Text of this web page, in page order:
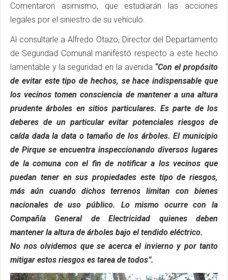
Comentaron asimismo, que estudiarán las acciones
legales por el siniestro de su vehículo.
Al consultarle a Alfredo Otazo, Director del Departamento
de Seguridad Comunal manifestó respecto a este hecho
lamentable y la seguridad en la avenida “Con el propósito
de evitar este tipo de hechos, se hace indispensable que
los vecinos tomen consciencia de mantener a una altura
prudente árboles en sitios particulares. Es parte de los
deberes de un particular evitar potenciales riesgos de
caída dada la data o tamaño de los árboles. El municipio
de Pirque se encuentra inspeccionando diversos lugares
de la comuna con el fin de notificar a los vecinos que
puedan tener en sus propiedades este tipo de riesgos,
más aún cuando dichos terrenos limitan con bienes
nacionales de uso público. Lo mismo ocurre con la
Compañía General de Electricidad quienes deben
mantener la altura de árboles bajo el tendido eléctrico.
No nos olvidemos que se acerca el invierno y por tanto
mitigar estos riesgos es tarea de todos”.